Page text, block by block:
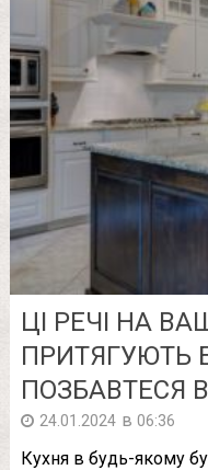
ЦІ РЕЧІ НА
ПРИТЯГУЮТЬ
ПОЗБАВТЕСЯ
24.01.2024 в 06:36
Кухня в будь-якому